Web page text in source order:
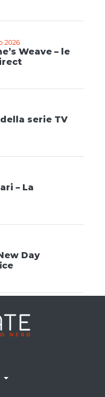
2026
Weave – le
serie TV
– La
Day